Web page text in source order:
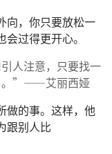
向，你只要放松一
过得更开心。
人注意，只要找一
。”——艾丽西娅
做的事。这样，他
跟别人比